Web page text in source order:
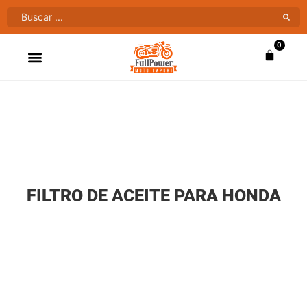
0
FILTRO DE ACEITE PARA HONDA